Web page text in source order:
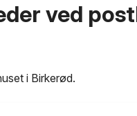
ved
i Birkerød.